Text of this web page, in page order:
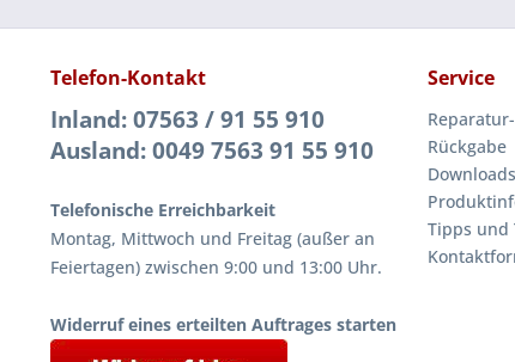
Telefon-Kontakt
Inland: 07563 / 91 55 910
Ausland: 0049 7563 91 55 910
Telefonische Erreichbarkeit
Montag, Mittwoch und Freitag (außer an
Feiertagen) zwischen 9:00 und 13:00 Uhr.
Widerruf eines erteilten Auftrages starten
Service
Rückgabe
Downloads
Tipps und